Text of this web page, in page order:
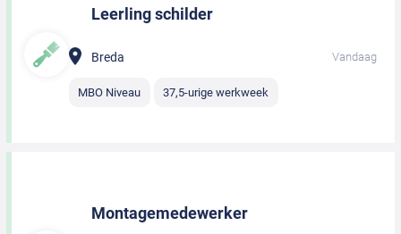
Leerling schilder
Breda Vandaag
MBO Niveau 37,5-urige werkweek
Montagemedewerker